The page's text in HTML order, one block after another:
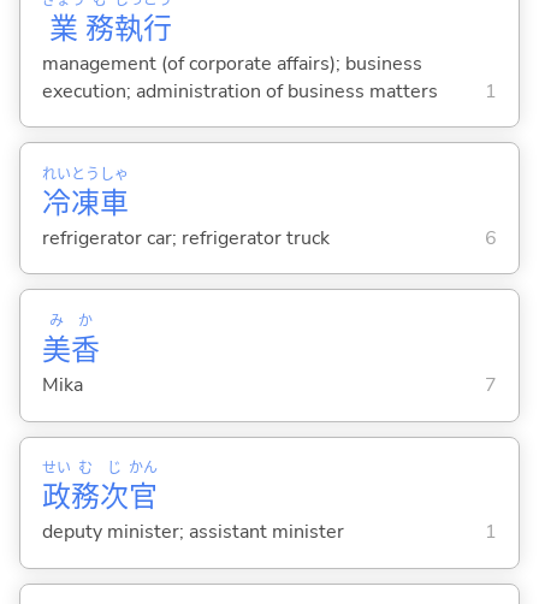
業 務執行
management (of corporate affairs); business
execution; administration of business matters
1
冷
れい
凍
とう
車
しゃ
refrigerator car; refrigerator truck 6
美
み
香
か
Mika 7
政
せい
務
む
次
じ
官
かん
deputy minister; assistant minister 1